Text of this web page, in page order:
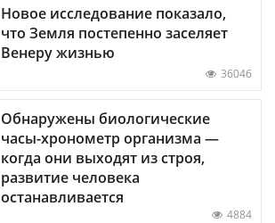
Новое исследование показало,
что Земля постепенно заселяет
Венеру жизнью
36046
Обнаружены биологические
часы-хронометр организма —
когда они выходят из строя,
развитие человека
останавливается
4884